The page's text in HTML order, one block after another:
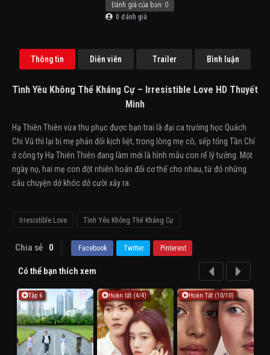
Đánh giá của bạn: 0
0 đánh giá
Thông tin Diễn viên Trailer Bình luận
Tình Yêu Không Thể Kháng Cự – Irresistible Love HD Thuyết
Minh
Hạ Thiên Thiên vừa thu phục được bạn trai là đại ca trường học Quách
Chi Vũ thì lại bị mẹ phản đối kịch liệt, trong lòng mẹ cô, sếp tổng Tần Chí
ở công ty Hạ Thiên Thiên đang làm mới là hình mẫu con rể lý tưởng. Một
ngày nọ, hai mẹ con đột nhiên hoán đổi cơ thể cho nhau, từ đó những
câu chuyện dở khóc dở cười xảy ra.
Irresistible Love Tình Yêu Không Thể Kháng Cự
Chia sẻ 0 Facebook Twitter Pinterest
Có thể bạn thích xem
Tập 6 Hoàn tất (4/4) Hoàn Tất (10/10)